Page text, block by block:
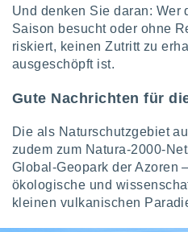
Und denken Sie daran: Wer
Saison besucht oder ohne
riskiert, keinen Zutritt zu
ausgeschöpft ist.
Gute Nachrichten für
Die als Naturschutzgebiet
zudem zum Natura-2000-
Global-Geopark der Azoren
ökologische und
kleinen vulkanischen